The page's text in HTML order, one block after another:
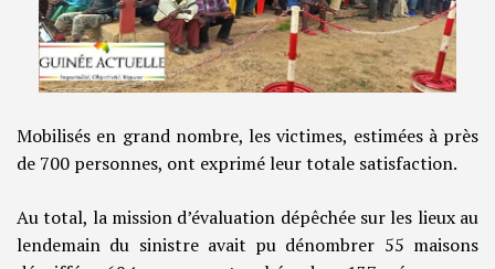
Mobilisés en grand nombre, les victimes, estimées à près
de 700 personnes, ont exprimé leur totale satisfaction.
Au total, la mission d’évaluation dépêchée sur les lieux au
lendemain du sinistre avait pu dénombrer 55 maisons